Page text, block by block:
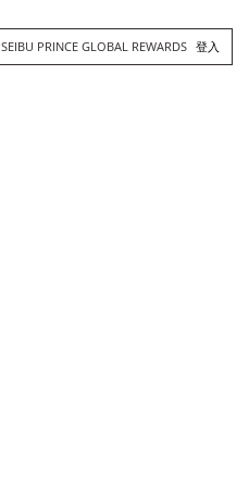
SEIBU PRINCE GLOBAL REWARDS 登入